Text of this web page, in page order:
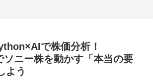
で株価分析！
ニー株を動かす「本当の要
よう